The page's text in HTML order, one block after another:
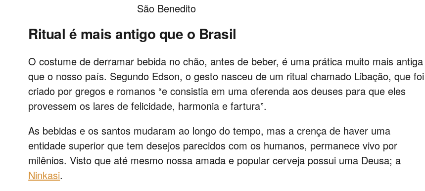
ç
ã
o
NOVEMBRO
São Benedito
Ritual é mais antigo que o Brasil
O costume de derramar bebida no chão, antes de beber, é uma prática muito mais antiga
que o nosso país. Segundo Edson, o gesto nasceu de um ritual chamado Libação, que foi
criado por gregos e romanos “e consistia em uma oferenda aos deuses para que eles
provessem os lares de felicidade, harmonia e fartura”.
As bebidas e os santos mudaram ao longo do tempo, mas a crença de haver uma
entidade superior que tem desejos parecidos com os humanos, permanece vivo por
milênios. Visto que até mesmo nossa amada e popular cerveja possui uma Deusa; a
Ninkasi.